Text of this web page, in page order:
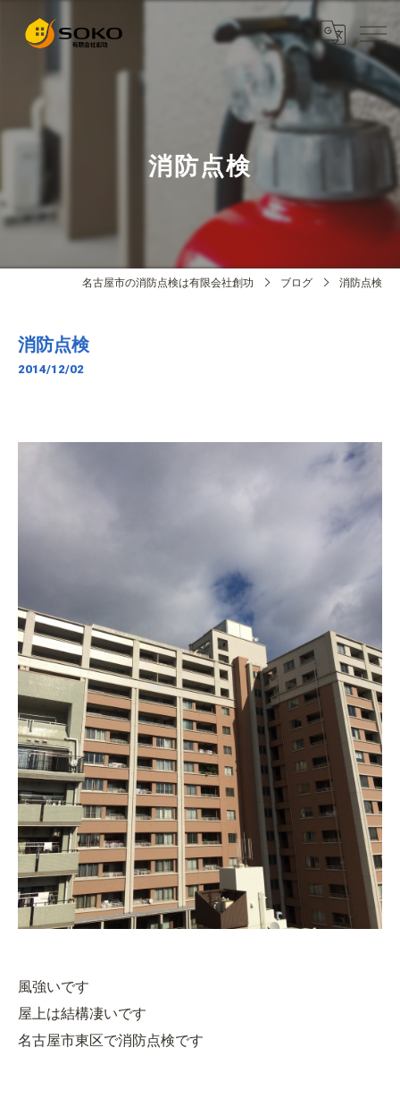
消防点検
名古屋市の消防点検は有限会社創功 ブログ 消防点検
消防点検
2014/12/02
風強いです
屋上は結構凄いです
名古屋市東区で消防点検です